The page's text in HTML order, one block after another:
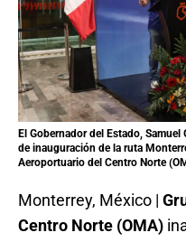
El Gobernador del Estado, Samuel
de inauguración de la ruta
Aeroportuario del Centro Norte
Monterrey, México |
Centro Norte (OMA)